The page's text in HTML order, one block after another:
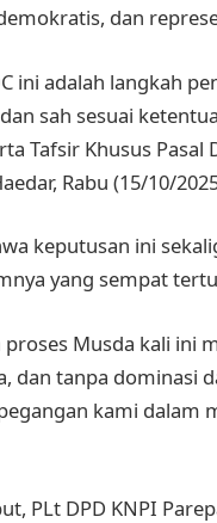
dan
ini adalah langkah
sah sesuai
Tafsir Khusus
Rabu (15/10/
keputusan ini
yang sempat
Musda kali ini
dan tanpa dominasi
kami dalam
PLt DPD KNPI